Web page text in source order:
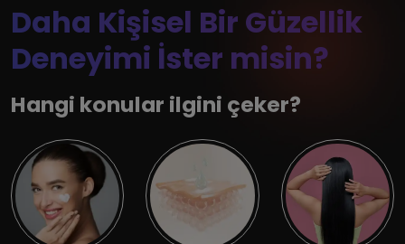
Daha Kişisel Bir Güzellik
Deneyimi İster misin?
Hangi konular ilgini çeker?